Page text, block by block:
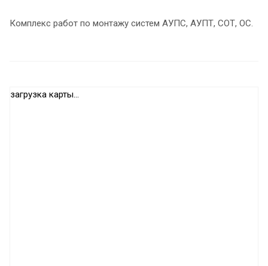
Комплекс работ по монтажу систем АУПС, АУПТ, СОТ, ОС.
загрузка карты...